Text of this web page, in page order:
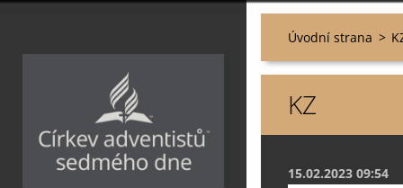
Úvodní strana >
KZ
15.02.2023 09:54